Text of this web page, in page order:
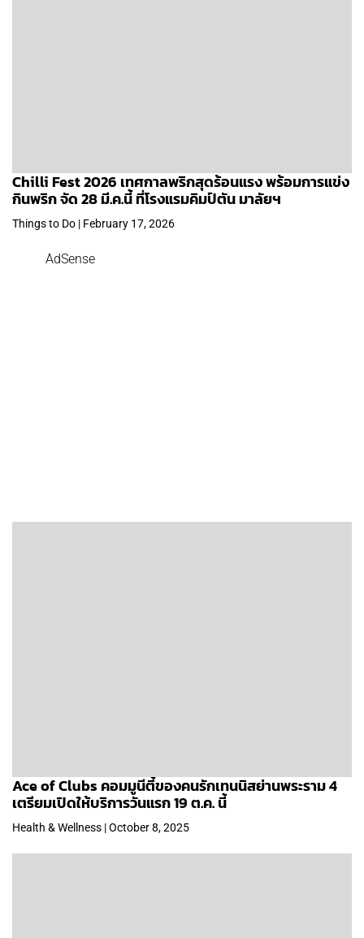
Chilli Fest 2026 เทศกาลพริกสุดร้อนแรง พร้อมการแข่ง
กินพริก จัด 28 มี.ค.นี้ ที่โรงแรมคิมป์ตัน มาลัยฯ
Things to Do | February 17, 2026
AdSense
Ace of Clubs คอมมูนีตี้ของคนรักเทนนิสย่านพระราม 4
เตรียมเปิดให้บริการวันแรก 19 ต.ค. นี้
Health & Wellness | October 8, 2025